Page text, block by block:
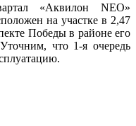
«Аквилон NEO»
на участке в 2,47
Победы в районе его
что 1‑я очередь